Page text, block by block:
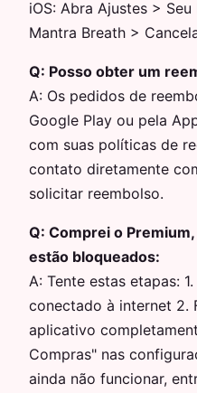
iOS: Abra Ajustes >
Mantra Breath >
Q: Posso obter um
A: Os pedidos de
Google Play ou pela
com suas políticas de
contato diretamente
solicitar reembolso.
Q: Comprei o
estão bloqueados:
A: Tente estas etapas:
conectado à internet 2.
aplicativo
Compras" nas
ainda não funcionar,